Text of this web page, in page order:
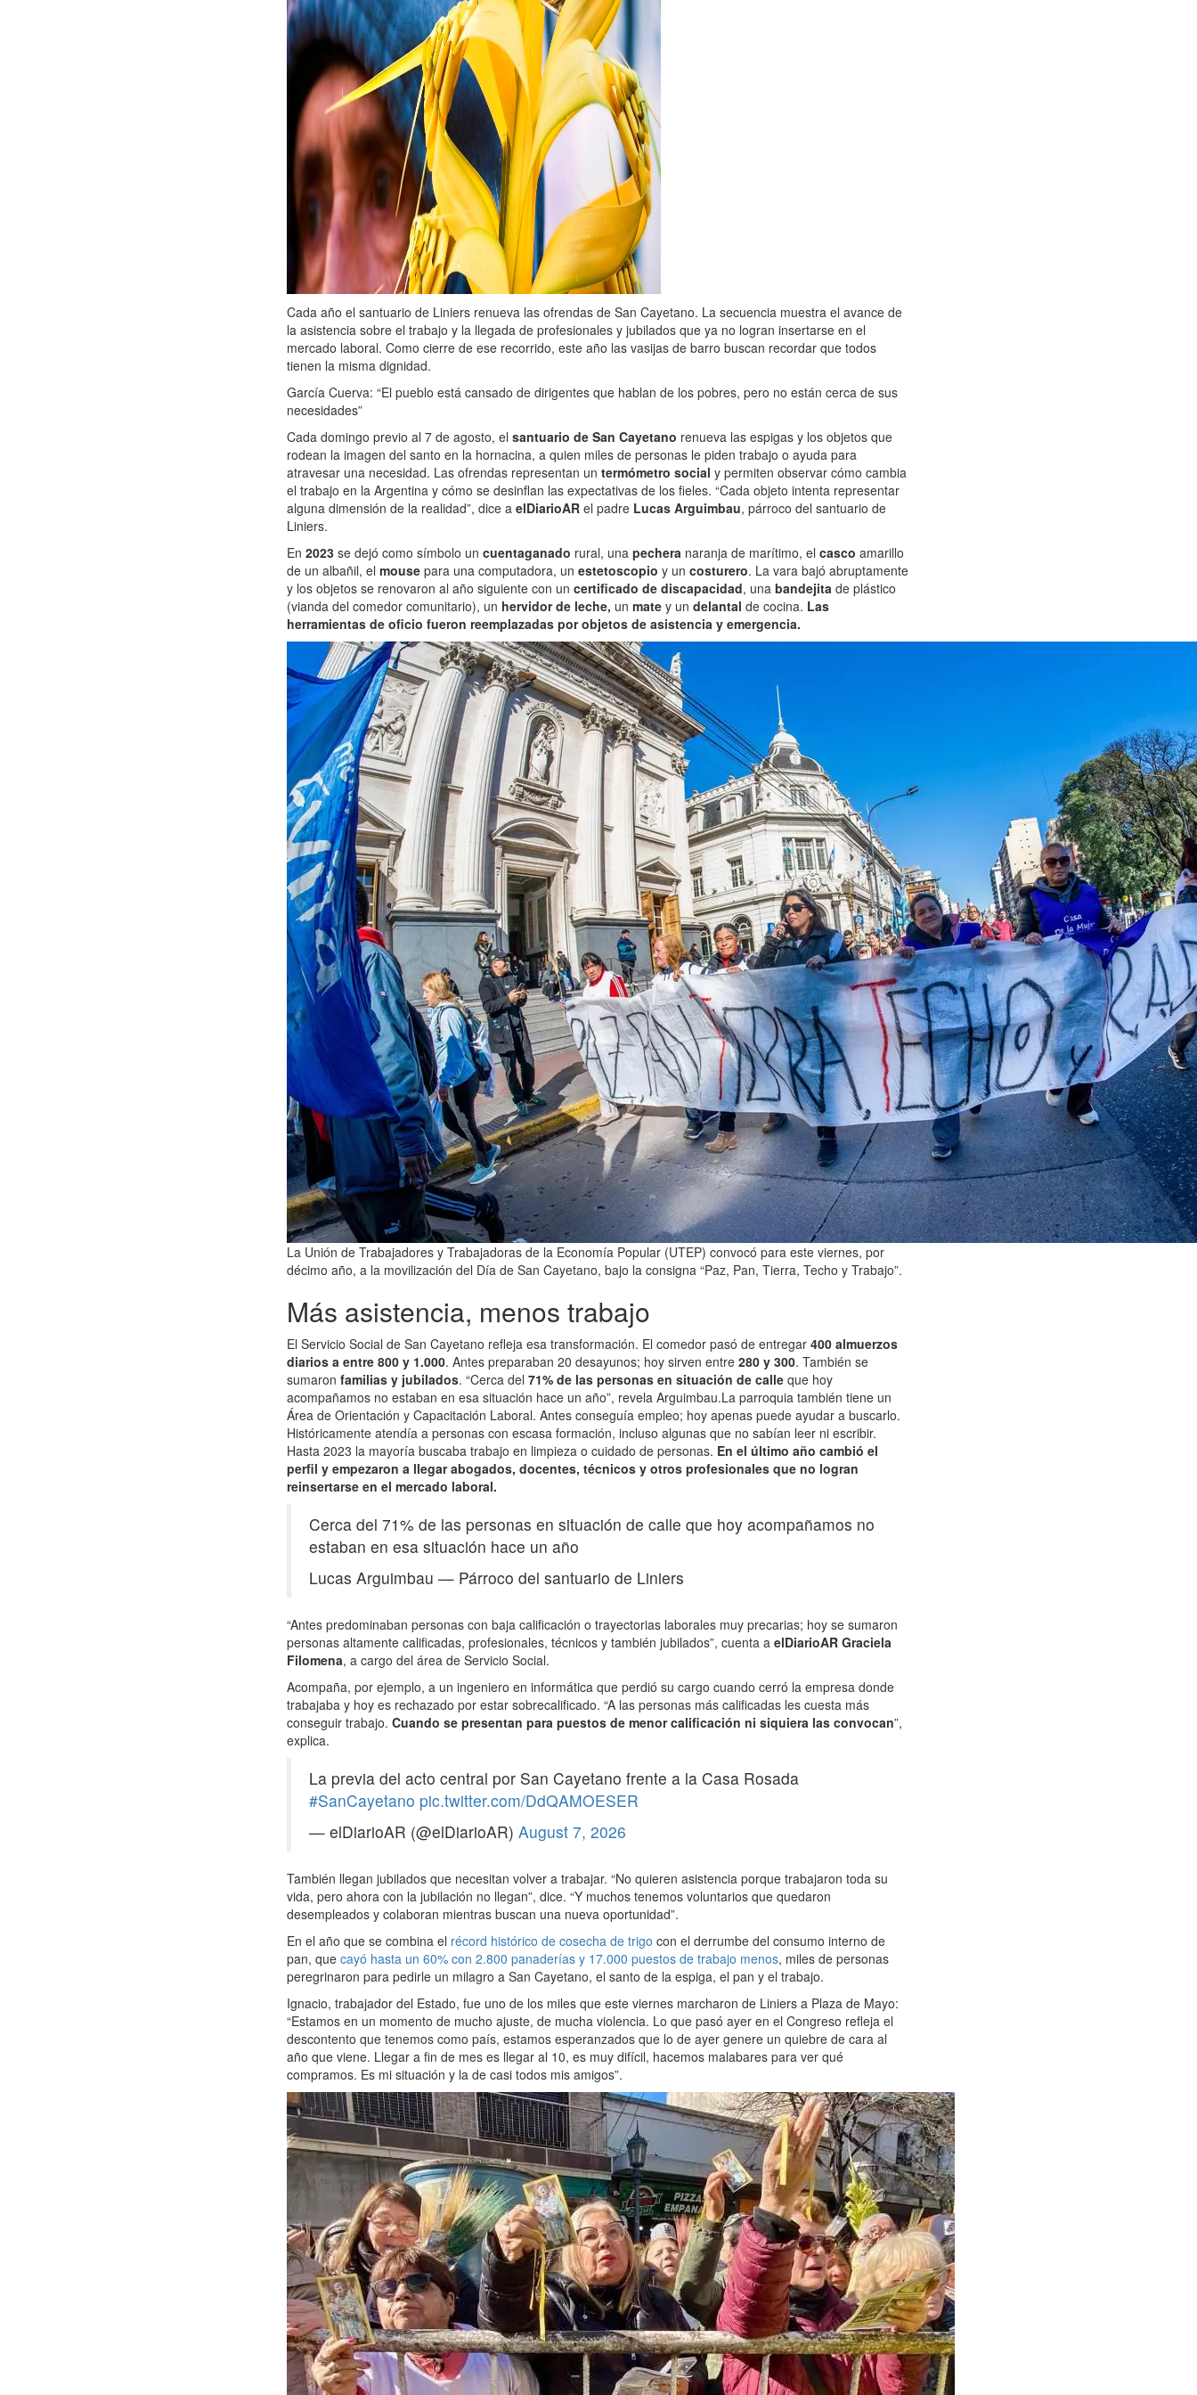
Cada año el santuario de Liniers renueva las ofrendas de San Cayetano. La secuencia muestra el avance de
la asistencia sobre el trabajo y la llegada de profesionales y jubilados que ya no logran insertarse en el
mercado laboral. Como cierre de ese recorrido, este año las vasijas de barro buscan recordar que todos
tienen la misma dignidad.
García Cuerva: “El pueblo está cansado de dirigentes que hablan de los pobres, pero no están cerca de sus
necesidades”
Cada domingo previo al 7 de agosto, el santuario de San Cayetano renueva las espigas y los objetos que
rodean la imagen del santo en la hornacina, a quien miles de personas le piden trabajo o ayuda para
atravesar una necesidad. Las ofrendas representan un termómetro social y permiten observar cómo cambia
el trabajo en la Argentina y cómo se desinflan las expectativas de los fieles. “Cada objeto intenta representar
alguna dimensión de la realidad”, dice a elDiarioAR el padre Lucas Arguimbau, párroco del santuario de
Liniers.
En 2023 se dejó como símbolo un cuentaganado rural, una pechera naranja de marítimo, el casco amarillo
de un albañil, el mouse para una computadora, un estetoscopio y un costurero. La vara bajó abruptamente
y los objetos se renovaron al año siguiente con un certificado de discapacidad, una bandejita de plástico
(vianda del comedor comunitario), un hervidor de leche, un mate y un delantal de cocina. Las
herramientas de oficio fueron reemplazadas por objetos de asistencia y emergencia.
La Unión de Trabajadores y Trabajadoras de la Economía Popular (UTEP) convocó para este viernes, por
décimo año, a la movilización del Día de San Cayetano, bajo la consigna “Paz, Pan, Tierra, Techo y Trabajo”.
Más asistencia, menos trabajo
El Servicio Social de San Cayetano refleja esa transformación. El comedor pasó de entregar 400 almuerzos
diarios a entre 800 y 1.000. Antes preparaban 20 desayunos; hoy sirven entre 280 y 300. También se
sumaron familias y jubilados. “Cerca del 71% de las personas en situación de calle que hoy
acompañamos no estaban en esa situación hace un año”, revela Arguimbau.La parroquia también tiene un
Área de Orientación y Capacitación Laboral. Antes conseguía empleo; hoy apenas puede ayudar a buscarlo.
Históricamente atendía a personas con escasa formación, incluso algunas que no sabían leer ni escribir.
Hasta 2023 la mayoría buscaba trabajo en limpieza o cuidado de personas. En el último año cambió el
perfil y empezaron a llegar abogados, docentes, técnicos y otros profesionales que no logran
reinsertarse en el mercado laboral.
Cerca del 71% de las personas en situación de calle que hoy acompañamos no
estaban en esa situación hace un año
Lucas Arguimbau — Párroco del santuario de Liniers
“Antes predominaban personas con baja calificación o trayectorias laborales muy precarias; hoy se sumaron
personas altamente calificadas, profesionales, técnicos y también jubilados”, cuenta a elDiarioAR Graciela
Filomena, a cargo del área de Servicio Social.
Acompaña, por ejemplo, a un ingeniero en informática que perdió su cargo cuando cerró la empresa donde
trabajaba y hoy es rechazado por estar sobrecalificado. “A las personas más calificadas les cuesta más
conseguir trabajo. Cuando se presentan para puestos de menor calificación ni siquiera las convocan”,
explica.
La previa del acto central por San Cayetano frente a la Casa Rosada
#SanCayetano pic.twitter.com/DdQAMOESER
— elDiarioAR (@elDiarioAR) August 7, 2026
También llegan jubilados que necesitan volver a trabajar. “No quieren asistencia porque trabajaron toda su
vida, pero ahora con la jubilación no llegan”, dice. “Y muchos tenemos voluntarios que quedaron
desempleados y colaboran mientras buscan una nueva oportunidad”.
En el año que se combina el récord histórico de cosecha de trigo con el derrumbe del consumo interno de
pan, que cayó hasta un 60% con 2.800 panaderías y 17.000 puestos de trabajo menos, miles de personas
peregrinaron para pedirle un milagro a San Cayetano, el santo de la espiga, el pan y el trabajo.
Ignacio, trabajador del Estado, fue uno de los miles que este viernes marcharon de Liniers a Plaza de Mayo:
“Estamos en un momento de mucho ajuste, de mucha violencia. Lo que pasó ayer en el Congreso refleja el
descontento que tenemos como país, estamos esperanzados que lo de ayer genere un quiebre de cara al
año que viene. Llegar a fin de mes es llegar al 10, es muy difícil, hacemos malabares para ver qué
compramos. Es mi situación y la de casi todos mis amigos”.